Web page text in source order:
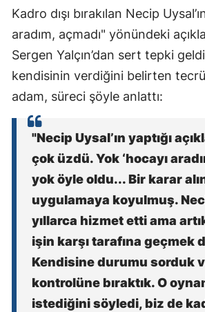
Kadro dışı bırakılan Necip
aradım, açmadı" yönündeki
Sergen Yalçın’dan sert tepki
kendisinin verdiğini belirten
adam, süreci şöyle anlattı:
"Necip Uysal’ın yaptığı
çok üzdü. Yok ‘hocayı
yok öyle oldu... Bir karar
uygulamaya koyulmuş.
yıllarca hizmet etti ama
işin karşı tarafına geçmek
Kendisine durumu sorduk
kontrolüne bıraktık. O
istediğini söyledi, biz de